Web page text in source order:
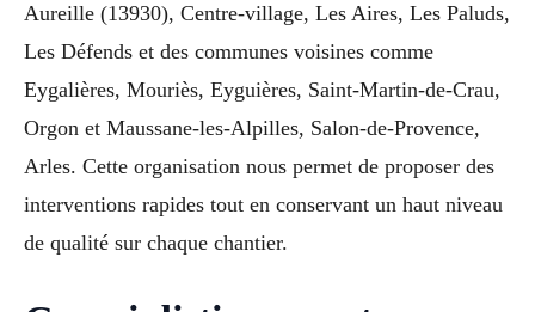
Aureille (13930), Centre-village, Les Aires, Les Paluds,
Les Défends et des communes voisines comme
Eygalières, Mouriès, Eyguières, Saint-Martin-de-Crau,
Orgon et Maussane-les-Alpilles, Salon-de-Provence,
Arles. Cette organisation nous permet de proposer des
interventions rapides tout en conservant un haut niveau
de qualité sur chaque chantier.